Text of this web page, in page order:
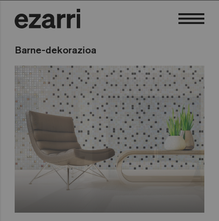
Barne-dekorazioa